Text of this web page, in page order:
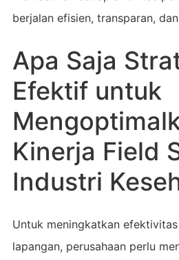
berjalan efisien, transparan,
Apa Saja
Efektif untuk
Kinerja Field
Industri
Untuk meningkatkan
lapangan, perusahaan perlu